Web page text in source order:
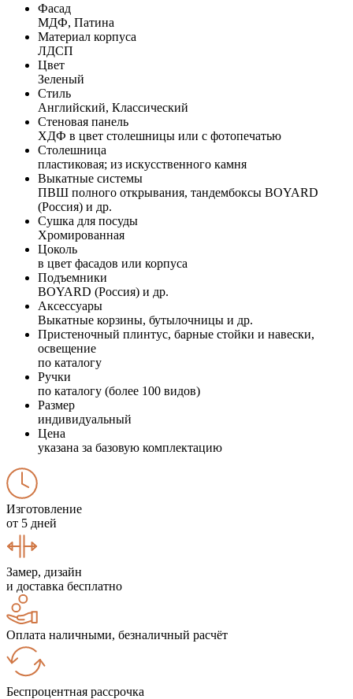
Фасад
МДФ, Патина
Материал корпуса
ЛДСП
Цвет
Зеленый
Стиль
Английский, Классический
Стеновая панель
ХДФ в цвет столешницы или с фотопечатью
Столешница
пластиковая; из искусственного камня
Выкатные системы
ПВШ полного открывания, тандембоксы BOYARD
(Россия) и др.
Сушка для посуды
Хромированная
Цоколь
в цвет фасадов или корпуса
Подъемники
BOYARD (Россия) и др.
Аксессуары
Выкатные корзины, бутылочницы и др.
Пристеночный плинтус, барные стойки и навески,
освещение
по каталогу
Ручки
по каталогу (более 100 видов)
Размер
индивидуальный
Цена
указана за базовую комплектацию
Изготовление
от 5 дней
Замер, дизайн
и доставка бесплатно
Оплата наличными, безналичный расчёт
Беспроцентная рассрочка